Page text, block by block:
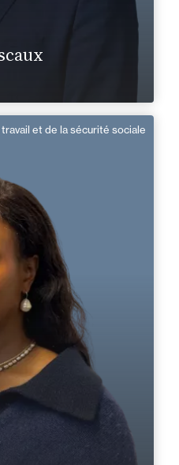
En savoir plus
et de la sécurité sociale
Langue(s) parlé(es) :
Domaine d’expertises :
et de la sécurité sociale
Bruxelles
nafissatou.tine@fidal.com
En savoir plus